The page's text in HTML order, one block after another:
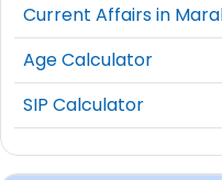
Current Affairs in
Age Calculator
SIP Calculator